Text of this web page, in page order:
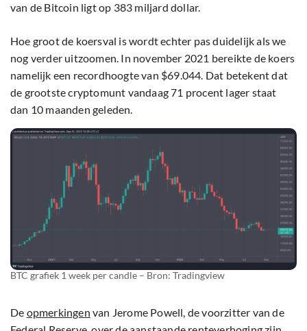
van de Bitcoin ligt op 383 miljard dollar.
Hoe groot de koersval is wordt echter pas duidelijk als we
nog verder uitzoomen. In november 2021 bereikte de koers
namelijk een recordhoogte van $69.044. Dat betekent dat
de grootste cryptomunt vandaag 71 procent lager staat
dan 10 maanden geleden.
BTC grafiek 1 week per candle – Bron: Tradingview
De opmerkingen van Jerome Powell, de voorzitter van de